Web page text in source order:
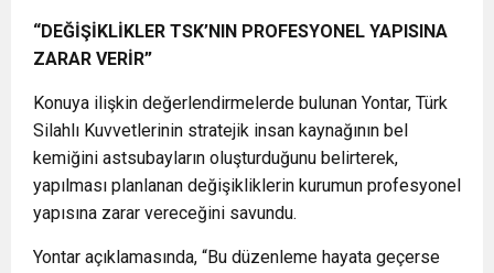
“DEĞİŞİKLİKLER TSK’NIN PROFESYONEL YAPISINA
ZARAR VERİR”
Konuya ilişkin değerlendirmelerde bulunan Yontar, Türk
Silahlı Kuvvetlerinin stratejik insan kaynağının bel
kemiğini astsubayların oluşturduğunu belirterek,
yapılması planlanan değişikliklerin kurumun profesyonel
yapısına zarar vereceğini savundu.
Yontar açıklamasında, “Bu düzenleme hayata geçerse